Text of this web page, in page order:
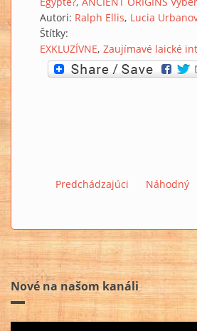
Autori: Ralph Ellis Lucia
Štítky:
EXKLUZÍVNE Zaujímavé laické
Predchádzajúci Náhodný
Nové na našom kanáli